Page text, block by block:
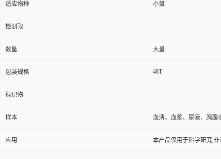
适应物种 小鼠
检测限
数量 大量
包装规格 48T
标记物
样本 血清、血浆、尿液、胸腹
应用 本产品仅用于科学研究,